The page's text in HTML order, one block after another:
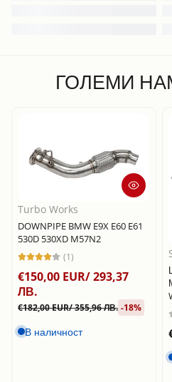
ГОЛЕМИ
Turbo Works
DOWNPIPE BMW E9X E60 E61
530D 530XD M57N2
(1)
€150,00 EUR/ 293,37
ЛВ.
€182,00 EUR/ 355,96 ЛВ. -18%
В наличност